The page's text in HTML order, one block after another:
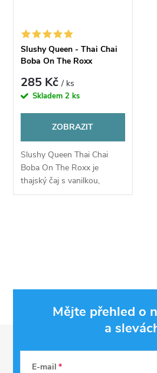
Slushy Queen - Thai Chai
Boba On The Roxx
Příchuť PJ Empire
285 Kč/ ks
Skladem2 ks
ZOBRAZIT
Slushy Queen Thai Chai
Boba On The Roxx je
thajský čaj s vanilkou,
mangem, pomerančem a
a
Mějte přehled o
a
E-mail